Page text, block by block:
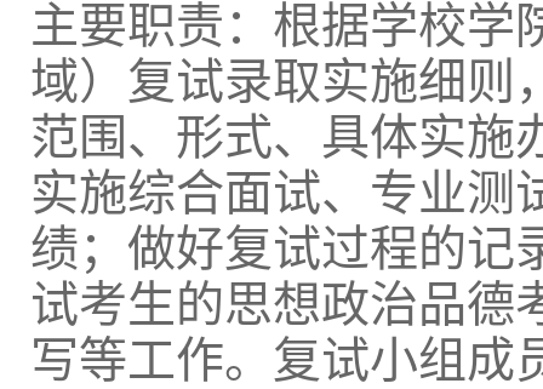
主要职责：根据学校学
域）复试录取实施细则
范围、形式、具体实施
实施综合面试、专业测
绩；做好复试过程的记
试考生的思想政治品德
写等工作。复试小组成